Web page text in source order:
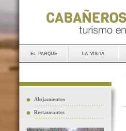
el parque la visita
Alojamientos
Restaurantes